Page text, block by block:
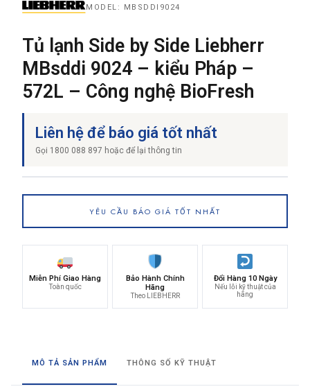
→ GỬI YÊU CẦU BÁO GIÁ
MODEL: MBSDDI9024
Tủ lạnh Side by Side Liebherr
MBsddi 9024 – kiểu Pháp –
572L – Công nghệ BioFresh
Liên hệ để báo giá tốt nhất
Gọi 1800 088 897 hoặc để lại thông tin
YÊU CẦU BÁO GIÁ TỐT NHẤT
Miễn Phí Giao Hàng
Toàn quốc
Bảo Hành Chính
Hãng
Theo LIEBHERR
Đổi Hàng 10 Ngày
Nếu lỗi kỹ thuật của
hãng
MÔ TẢ SẢN PHẨM THÔNG SỐ KỸ THUẬT